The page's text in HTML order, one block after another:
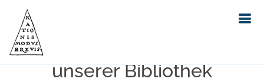
Einfache Suche im Bestand
unserer Bibliothek